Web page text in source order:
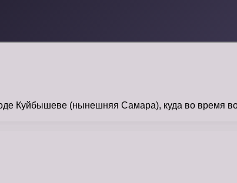
Куйбышеве (нынешняя Самара), куда во время